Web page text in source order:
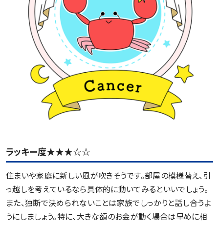
ラッキー度★★★☆☆
住まいや家庭に新しい風が吹きそうです。部屋の模様替え、引
っ越しを考えているなら具体的に動いてみるといいでしょう。
また、独断で決められないことは家族でしっかりと話し合うよ
うにしましょう。特に、大きな額のお金が動く場合は早めに相